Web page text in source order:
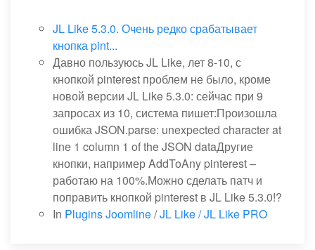
JL Like 5.3.0. Очень редко срабатывает
кнопка pint...
Давно пользуюсь JL Like, лет 8-10, с
кнопкой pinterest проблем не было, кроме
новой версии JL Like 5.3.0: сейчас при 9
запросах из 10, система пишет:Произошла
ошибка JSON.parse: unexpected character at
line 1 column 1 of the JSON dataДругие
кнопки, например AddToAny pinterest –
работаю на 100%.Можно сделать патч и
поправить кнопкой pinterest в JL Like 5.3.0!?
In Plugins Joomline/JL Like / JL Like PRO